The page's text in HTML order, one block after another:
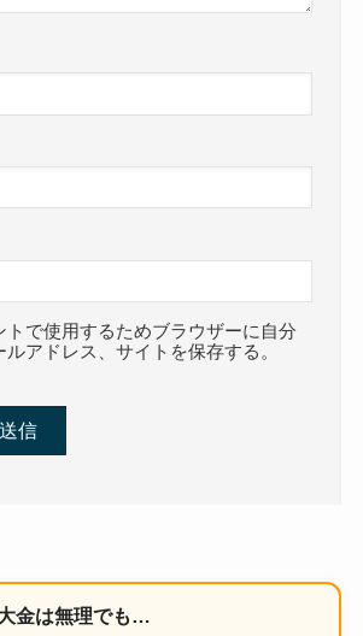
トで使用するためブラウザーに自分
アドレス、サイトを保存する。
金は無理でも…